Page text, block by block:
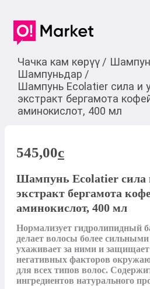
Чачка кам көрүү /
Шампуньдар /
Шампунь Ecolatier сила и
экстракт бергамота
аминокислот, 400 мл
545,00c
Шампунь Ecolatier сила
экстракт бергамота
аминокислот, 400 мл
Нормализует гидролипидный
делает волосы более
ухаживает за ними и защищает
негативных факторов
для всех типов волос.
ингредиентов натурального